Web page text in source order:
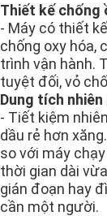
Thiết kế chống
- Máy có thiết
chống oxy hóa,
trình vận hành.
tuyệt đối, vỏ
Dung tích
- Tiết kiệm
dầu rẻ hơn
so với máy
thời gian dài
gián đoạn hay
cần một người.